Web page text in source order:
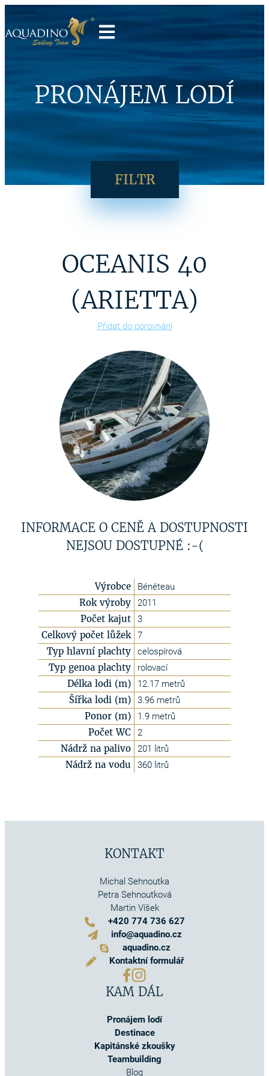
PRONÁJEM LODÍ
FILTR
OCEANIS 40
(ARIETTA)
Přidat do porovnání
INFORMACE O CENĚ A DOSTUPNOSTI
NEJSOU DOSTUPNÉ :-(
Výrobce Bénéteau
Rok výroby 2011
Počet kajut 3
Celkový počet lůžek 7
Typ hlavní plachty celospírová
Typ genoa plachty rolovací
Délka lodi (m) 12.17 metrů
Šířka lodi (m) 3.96 metrů
Ponor (m) 1.9 metrů
Počet WC 2
Nádrž na palivo 201 litrů
Nádrž na vodu 360 litrů
KONTAKT
Michal Sehnoutka
Petra Sehnoutková
Martin Víšek
+420 774 736 627
info@aquadino.cz
aquadino.cz
Kontaktní formulář
KAM DÁL
Pronájem lodí
Destinace
Kapitánské zkoušky
Teambuilding
Blog